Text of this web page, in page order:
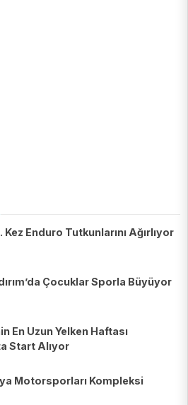
Kez Enduro Tutkunlarını Ağırlıyor
Çocuklar Sporla Büyüyor
En Uzun Yelken Haftası
Start Alıyor
Motorsporları Kompleksi